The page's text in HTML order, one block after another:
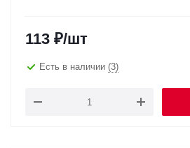
113 ₽/шт
Есть в наличии (3)